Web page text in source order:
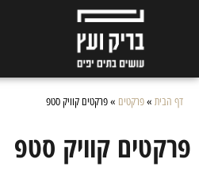
דף הבית»פרקטים»פרקטים קוויק סטפ
פרקטים קוויק סטפ